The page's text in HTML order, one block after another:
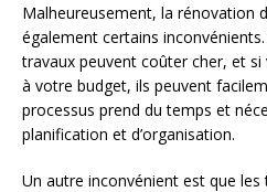
Malheureusement, la rénovation
également certains
travaux peuvent coûter cher, et
à votre budget, ils peuvent
processus prend du temps et
planification et d’organisation.
Un autre inconvénient est que